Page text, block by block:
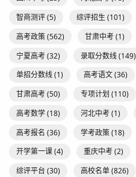
智商测评(5) 综评招生 (101)
高考政策(562) 甘肃中考(1)
宁夏高考(32) 录取分数线(149)
单招分数线(1) 高考语文(36)
甘肃高考(50) 专项计划 (110)
高考数学(18) 河北中考(1)
高考报名 (36) 学考政策(18)
开学第一课(4) 重庆中考(2)
综评平台 (30) 高校名单(826)